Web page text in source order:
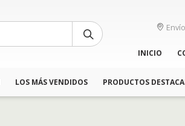
INICIO
LOS MÁS VENDIDOS PRODUCTOS